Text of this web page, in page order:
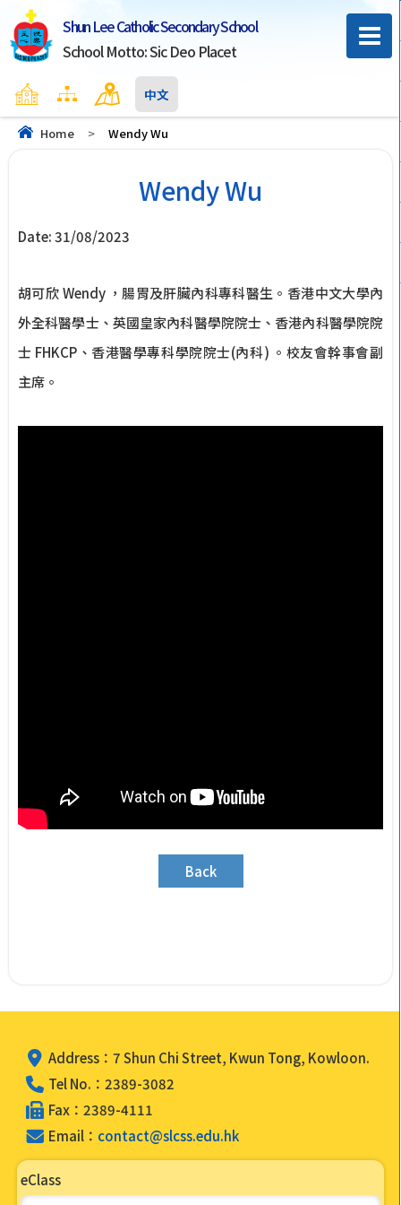
Shun Lee Catholic Secondary School
School Motto: Sic Deo Placet
Home Sitemap Contact Us
中文
Home > Wendy Wu
Wendy Wu
Date:31/08/2023
胡可欣 Wendy ，腸胃及肝臟內科專科醫生。香港中文大學內
外全科醫學士、英國皇家內科醫學院院士、香港內科醫學院院
士 FHKCP、香港醫學專科學院院士(內科) 。校友會幹事會副
主席。
Back
Address：7 Shun Chi Street, Kwun Tong, Kowloon.
Tel No.：2389-3082
Fax：2389-4111
Email： contact@slcss.edu.hk
eClass